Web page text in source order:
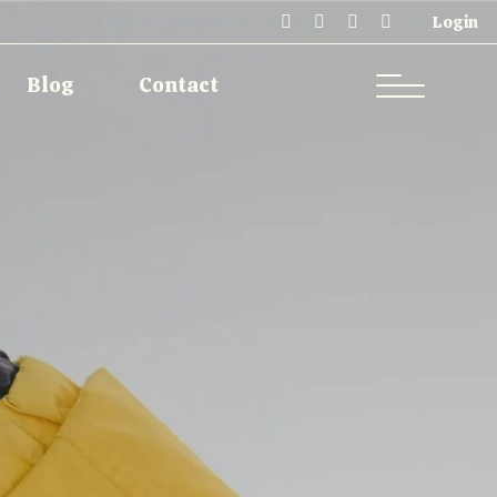
Login
Blog Contact
Single Types Contact